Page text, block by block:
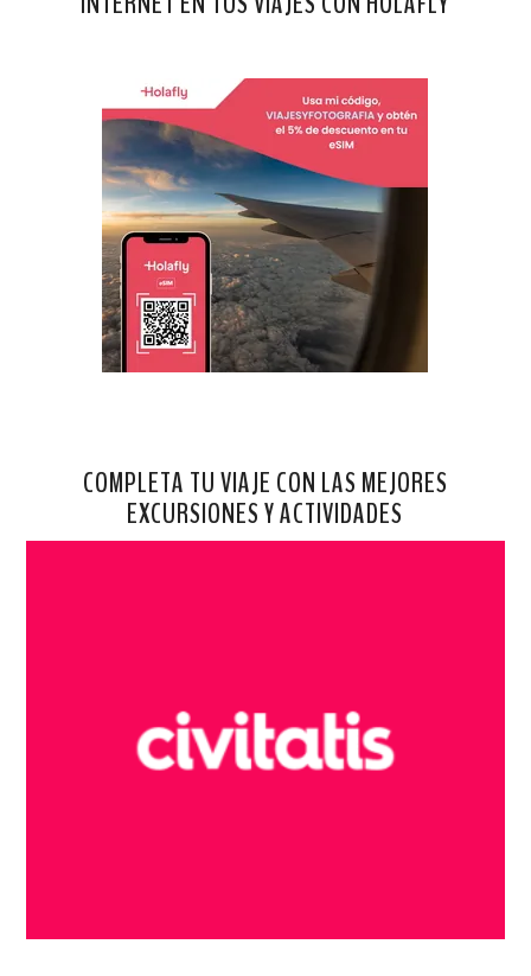
COMPLETA TU VIAJE CON LAS MEJORES
EXCURSIONES Y ACTIVIDADES